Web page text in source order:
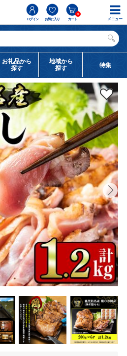
ログイン お気に入り カート
0
お礼品から
探す
地域から
探す
特集
メニュー